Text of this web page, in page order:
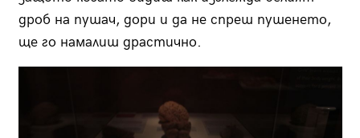
дроб на пушач, дори и да не спреш пушенето,
ще го намалиш драстично.